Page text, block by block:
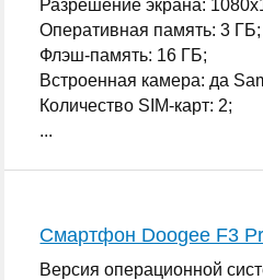
Разрешение экрана:
Оперативная память: 3 ГБ;
Флэш-память: 16 ГБ;
Встроенная камера: да
Количество SIM-карт: 2;
...
Смартфон Doogee F3
Версия операционной